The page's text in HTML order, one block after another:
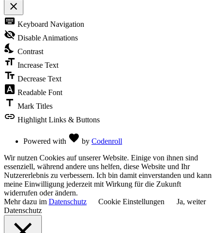
close
Toggle
the
visibility
of
Accessibility
Toolbar
keyboard Keyboard Navigation
visibility_off Disable Animations
nights_stay Contrast
format_size Increase Text
text_fields Decrease Text
font_download Readable Font
title Mark Titles
link Highlight Links & Buttons
Powered with favorite by Codenroll
Wir nutzen Cookies auf unserer Website. Einige von ihnen sind
essenziell, während andere uns helfen, diese Website und Ihr
Nutzererlebnis zu verbessern. Ich bin damit einverstanden und kann
meine Einwilligung jederzeit mit Wirkung für die Zukunft
widerrufen oder ändern.
Mehr dazu im Datenschutz Cookie Einstellungen
Ja, weiter
Datenschutz